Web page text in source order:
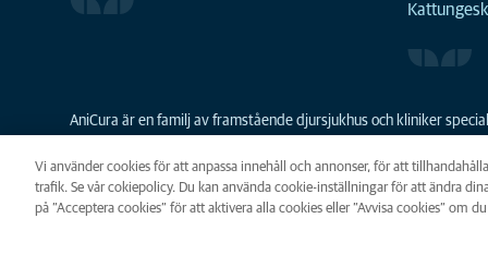
AniCura är en familj av framstående djursjukhus och kliniker
familjeföretaget Mars Veterinary Health sedan 2018.
Vi använder cookies för att anpassa innehåll och annonser, för att
trafik. Se vår cokiepolicy. Du kan använda cookie-inställningar för att ändra
på ”Acceptera cookies” för att aktivera alla cookies eller ”Avvisa cookies” om